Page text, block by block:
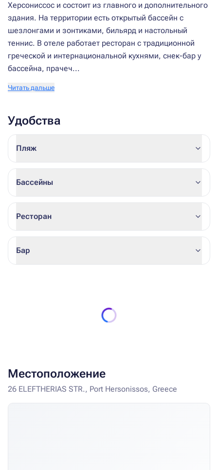
Херсониссос и состоит из главного и дополнительного
здания. На территории есть открытый бассейн с
шезлонгами и зонтиками, бильярд и настольный
теннис. В отеле работает ресторан с традиционной
греческой и интернациональной кухнями, снек-бар у
бассейна, прачеч...
Читать дальше
Удобства
Пляж
Бассейны
Ресторан
Бар
Местоположение
26 ELEFTHERIAS STR., Port Hersonissos, Greece